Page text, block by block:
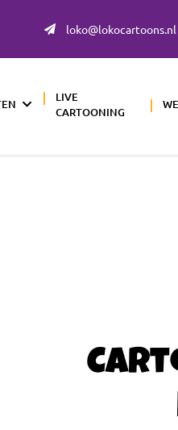
loko@lokocartoons.nl
LIVE
CARTOONING